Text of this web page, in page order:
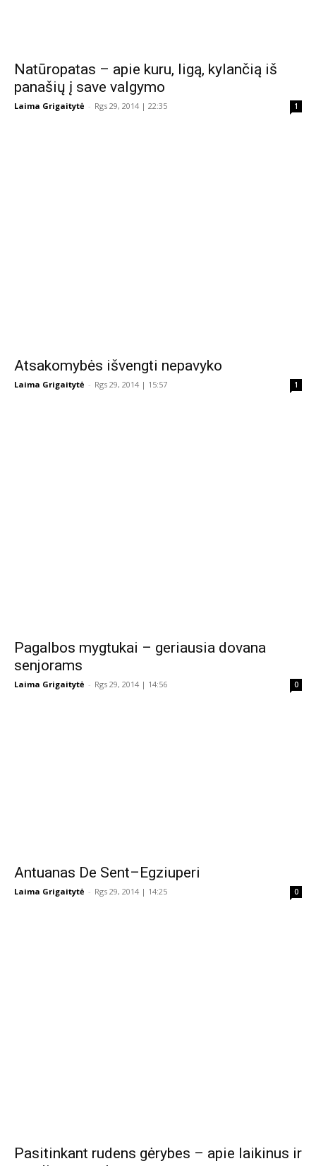
Natūropatas – apie kuru, ligą, kylančią iš
panašių į save valgymo
Laima Grigaitytė - Rgs 29, 2014 | 22:35 1
Atsakomybės išvengti nepavyko
Laima Grigaitytė - Rgs 29, 2014 | 15:57 1
Pagalbos mygtukai – geriausia dovana
senjorams
Laima Grigaitytė - Rgs 29, 2014 | 14:56 0
Antuanas De Sent–Egziuperi
Laima Grigaitytė - Rgs 29, 2014 | 14:25 0
Pasitinkant rudens gėrybes – apie laikinus ir